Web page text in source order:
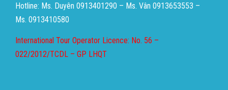
Hotline: Ms. Duyên 0913401290 – Ms. Vân 0913653553 –
Ms. 0913410580
International Tour Operator Licence: No. 56 –
022/2012/TCDL – GP LHQT